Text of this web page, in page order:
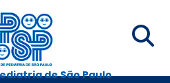
de São Paulo